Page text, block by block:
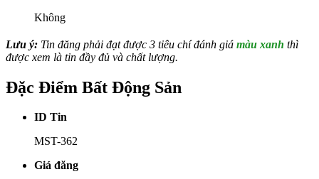
Không
Lưu ý: Tin đăng phải đạt được 3 tiêu chí đánh giá màu xanh thì
được xem là tin đầy đủ và chất lượng.
Đặc Điểm Bất Động Sản
ID Tin
MST-362
Giá đăng